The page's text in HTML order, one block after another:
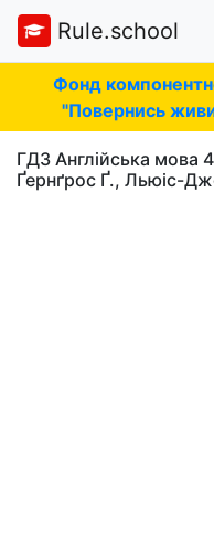
Rule.school
Фонд
"Повернись
ГДЗ Англійська мова
Ґернґрос Ґ., Льюіс-